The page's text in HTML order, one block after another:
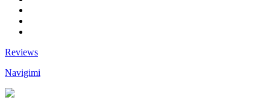
Reviews
Navigimi